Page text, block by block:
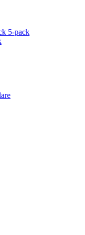
5-pack